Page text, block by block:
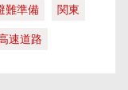
難準備
関東
速道路